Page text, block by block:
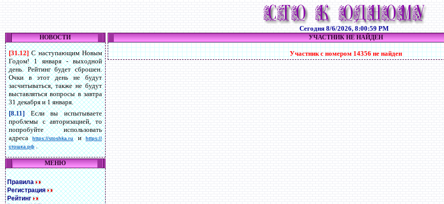
Сегодня 8/6/2026, 8:00:59 PM
НОВОСТИ
[31.12]С наступающим Новым
Годом! 1 января - выходной
день. Рейтинг будет сброшен.
Очки в этот день не будут
засчитываться, также не будут
выставляться вопросы в завтра
31 декабря и 1 января.
[8.11]Если вы испытываете
проблемы с авторизацией, то
попробуйте использовать
адресаhttps://stoshka.ruиhttps://
стошка.рф.
МЕНЮ
Правила
Регистрация
Рейтинг
УЧАСТНИК НЕ НАЙДЕН
Участник с номером 14356 не найден